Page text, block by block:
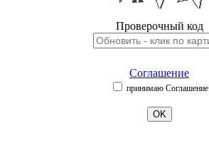
Проверочный код
Соглашение
принимаю Соглашение
OK